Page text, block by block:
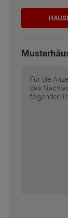
Für die
das
folgenden